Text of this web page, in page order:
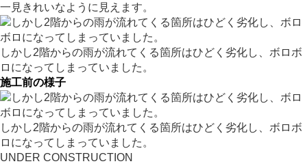
一見きれいなように見えます。
しかし2階からの雨が流れてくる箇所はひどく劣化し、ボロボ
ロになってしまっていました。
施工前の様子
しかし2階からの雨が流れてくる箇所はひどく劣化し、ボロボ
ロになってしまっていました。
UNDER CONSTRUCTION